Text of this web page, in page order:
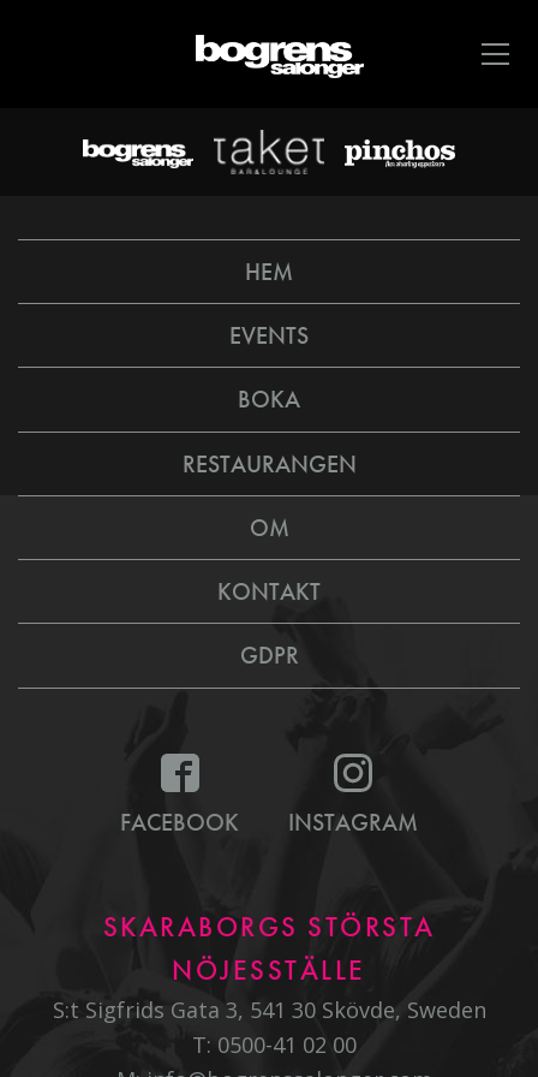
HEM
EVENTS
BOKA
RESTAURANGEN
OM
KONTAKT
GDPR
FACEBOOK INSTAGRAM
SKARABORGS STÖRSTA
NÖJESSTÄLLE
S:t Sigfrids Gata 3, 541 30 Skövde, Sweden
T: 0500-41 02 00